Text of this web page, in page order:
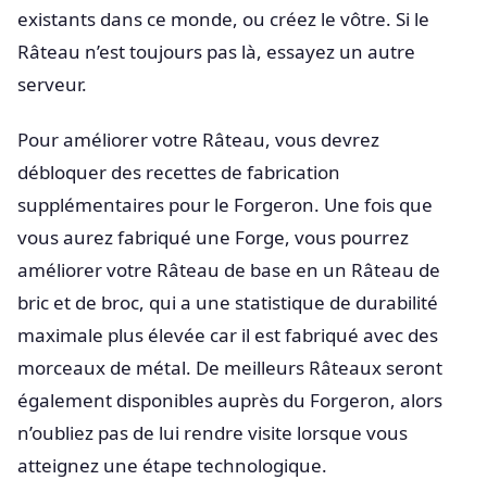
existants dans ce monde, ou créez le vôtre. Si le
Râteau n’est toujours pas là, essayez un autre
serveur.
Pour améliorer votre Râteau, vous devrez
débloquer des recettes de fabrication
supplémentaires pour le Forgeron. Une fois que
vous aurez fabriqué une Forge, vous pourrez
améliorer votre Râteau de base en un Râteau de
bric et de broc, qui a une statistique de durabilité
maximale plus élevée car il est fabriqué avec des
morceaux de métal. De meilleurs Râteaux seront
également disponibles auprès du Forgeron, alors
n’oubliez pas de lui rendre visite lorsque vous
atteignez une étape technologique.